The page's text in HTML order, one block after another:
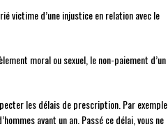
victime d’une injustice en relation avec le
moral ou sexuel, le non-paiement d’un
les délais de prescription. Par exemple,
avant un an. Passé ce délai, vous ne